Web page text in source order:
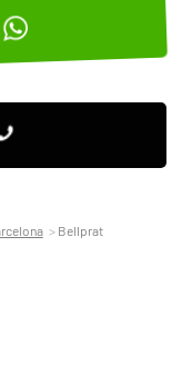
Bellprat